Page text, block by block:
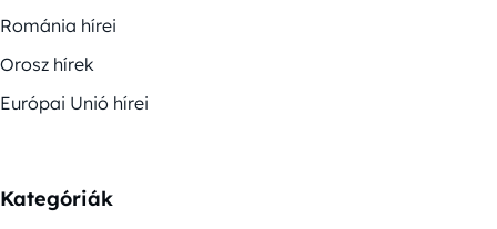
Románia hírei
Orosz hírek
Európai Unió hírei
Kategóriák